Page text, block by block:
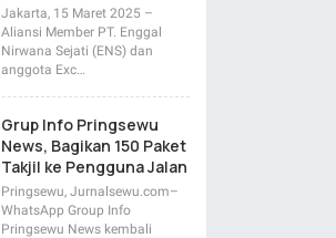
Jakarta, 15 Maret 2025 –
Aliansi Member PT. Enggal
Nirwana Sejati (ENS) dan
anggota Exc…
Grup Info Pringsewu
News, Bagikan 150 Paket
Takjil ke Pengguna Jalan
Pringsewu, Jurnalsewu.com–
WhatsApp Group Info
Pringsewu News kembali